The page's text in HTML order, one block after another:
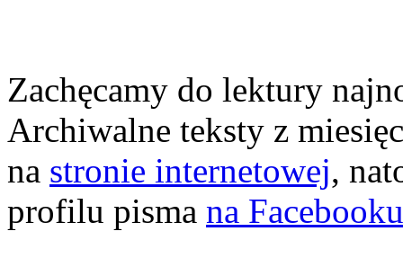
Zachęcamy do lektury
Archiwalne teksty z
na stronie internetowej,
profilu pisma na Facebooku